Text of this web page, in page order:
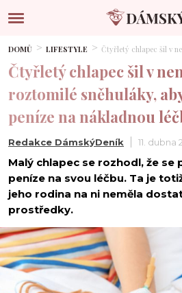
DOMŮ LIFESTYLE Čtyřletý chlapec šil v
Čtyřletý chlapec šil v
roztomilé sněhuláky,
peníze na nákladnou
Redakce DámskýDeník 11. dubna
Malý chlapec se rozhodl, že se
peníze na svou léčbu. Ta je
jeho rodina na ni neměla
prostředky.